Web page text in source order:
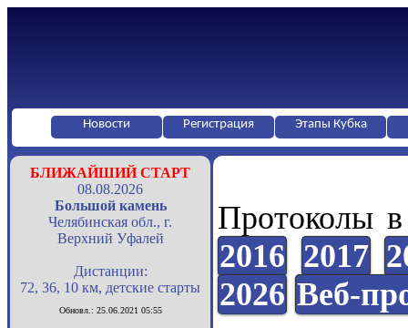
Новости Регистрация Этапы Кубка
БЛИЖАЙШИЙ СТАРТ
08.08.2026
Большой камень
Челябинская обл., г.
Верхний Уфалей
Дистанции:
72, 36, 10 км, детские старты
Обновл.: 25.06.2021 05:55
Протоколы
2016 2017
2026 Веб-